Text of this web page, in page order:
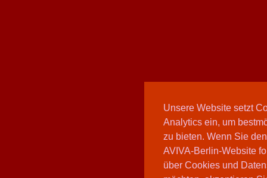
Unsere Website setzt
Analytics ein, um
zu bieten. Wenn Sie
AVIVA-Berlin-Website
über Cookies und